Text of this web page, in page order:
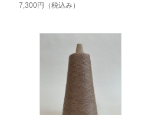
7,300円 （税込み）